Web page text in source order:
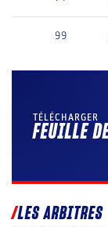
99
TÉLÉCHARGER
FEUILLE
LES ARBITRES